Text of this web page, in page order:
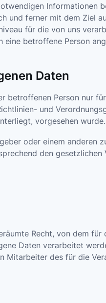
Informationen
und ferner mit dem Ziel
für die von uns
betroffene Person
Daten
betroffenen Person nur
und
vorgesehen wurde.
oder einem anderen
den
Recht, von dem für
Daten verarbeitet
Mitarbeiter des für die